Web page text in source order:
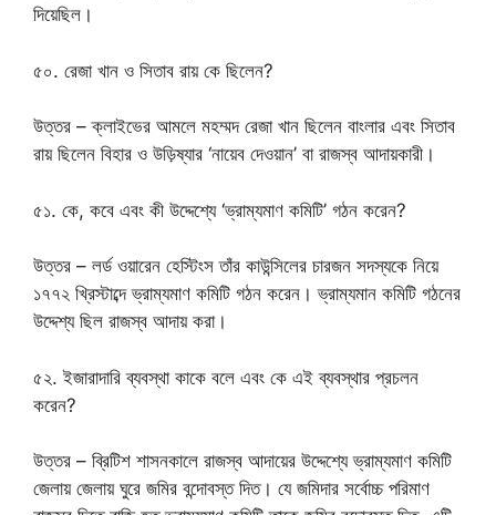
দিয়েছিল।
৫০. রেজা খান ও সিতাব রায় কে ছিলেন?
উত্তর – ক্লাইভের আমলে মহম্মদ রেজা খান ছিলেন বাংলার এবং সিতাব
রায় ছিলেন বিহার ও উড়িষ্যার ‘নায়েব দেওয়ান’ বা রাজস্ব আদায়কারী।
৫১. কে, কবে এবং কী উদ্দেশ্যে ‘ভ্রাম্যমাণ কমিটি’ গঠন করেন?
উত্তর – লর্ড ওয়ারেন হেস্টিংস তাঁর কাউন্সিলের চারজন সদস্যকে নিয়ে
১৭৭২ খ্রিস্টাব্দে ভ্রাম্যমাণ কমিটি গঠন করেন। ভ্রাম্যমান কমিটি গঠনের
উদ্দেশ্য ছিল রাজস্ব আদায় করা।
৫২. ইজারাদারি ব্যবস্থা কাকে বলে এবং কে এই ব্যবস্থার প্রচলন
করেন?
উত্তর – ব্রিটিশ শাসনকালে রাজস্ব আদায়ের উদ্দেশ্যে ভ্রাম্যমাণ কমিটি
জেলায় জেলায় ঘুরে জমির বন্দোবস্ত দিত। যে জমিদার সর্বোচ্চ পরিমাণ